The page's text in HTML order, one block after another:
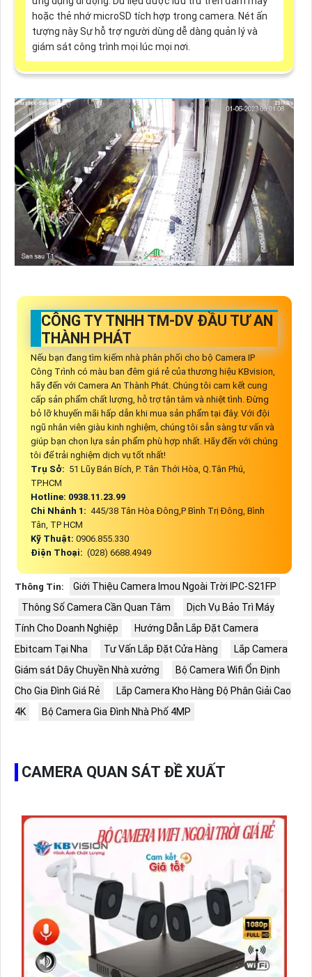
hoặc thẻ nhớ microSD tích hợp trong camera. Nét ấn
tượng này Sự hỗ trợ người dùng dễ dàng quản lý và
giám sát công trình mọi lúc mọi nơi.
CÔNG TY TNHH TM-DV ĐẦU TƯ AN
THÀNH PHÁT
Nếu bạn đang tìm kiếm nhà phân phối cho bộ Camera IP
Công Trình có màu ban đêm giá rẻ của thương hiệu KBvision,
hãy đến với Camera An Thành Phát. Chúng tôi cam kết cung
cấp sản phẩm chất lượng, hỗ trợ tận tâm và nhiệt tình. Đừng
bỏ lỡ khuyến mãi hấp dẫn khi mua sản phẩm tại đây. Với đội
ngũ nhân viên giàu kinh nghiệm, chúng tôi sẵn sàng tư vấn và
giúp bạn chọn lựa sản phẩm phù hợp nhất. Hãy đến với chúng
tôi để trải nghiệm dịch vụ tốt nhất!
Trụ Sở: 51 Lũy Bán Bích, P. Tân Thới Hòa, Q.Tân Phú,
TP.HCM
Hotline: 0938.11.23.99
Chi Nhánh 1: 445/38 Tân Hòa Đông,P Bình Trị Đông, Bình
Tân, TP HCM
Kỹ Thuật: 0906.855.330
Điện Thoại: (028) 6688.4949
Thông Tin:
Giới Thiệu Camera Imou Ngoài Trời IPC-S21FP
Thông Số Camera Cần Quan Tâm
Dịch Vụ Bảo Trì Máy
Tính Cho Doanh Nghiệp
Hướng Dẫn Lắp Đặt Camera
Ebitcam Tại Nha
Tư Vấn Lắp Đặt Cửa Hàng
Lắp Camera
Giám sát Dây Chuyền Nhà xưởng
Bộ Camera Wifi Ổn Định
Cho Gia Đình Giá Rẻ
Lắp Camera Kho Hàng Độ Phân Giải Cao
4K
Bộ Camera Gia Đình Nhà Phố 4MP
CAMERA QUAN SÁT ĐỀ XUẤT